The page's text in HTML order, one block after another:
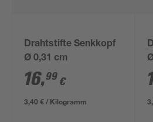
Drahtstifte Senkkopf
Ø 0,31 cm
16,99 €
3,40 € / Kilogramm